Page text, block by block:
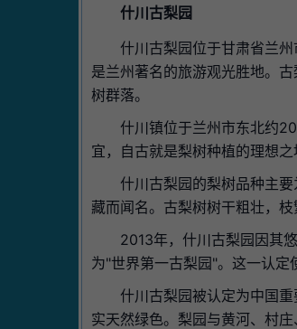
什川古梨园
什川古梨园位于甘肃省兰
是兰州著名的旅游观光胜地。
树群落。
什川镇位于兰州市东北约
宜，自古就是梨树种植的理想
什川古梨园的梨树品种主
藏而闻名。古梨树树干粗壮，
2013年，什川古梨园因其
为"世界第一古梨园"。这一认
什川古梨园被认定为中国
实天然绿色。梨园与黄河、村